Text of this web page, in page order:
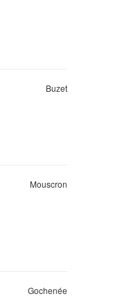
Buzet
Mouscron
Gochenée